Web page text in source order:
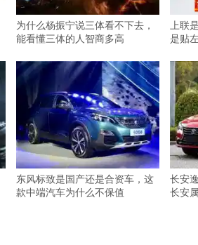
为什么杨振宁说三体看不下去，
能看懂三体的人智商多高
上联
是贴
东风标致是国产还是合资车，这
款中端汽车为什么不保值
长安
长安